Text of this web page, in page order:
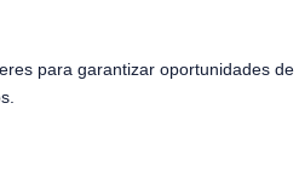
para garantizar oportunidades de